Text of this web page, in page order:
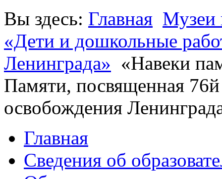
Вы здесь: Главная Музеи
«Дети и дошкольные
Ленинграда» «Навеки
Памяти, посвященная
освобождения
Главная
Сведения об